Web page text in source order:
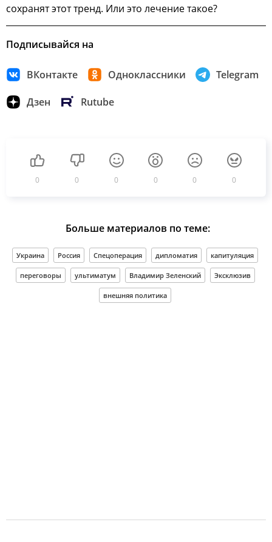
сохранят этот тренд. Или это лечение такое?
Подписывайся на
ВКонтакте Одноклассники Telegram
Дзен Rutube
0 0 0 0 0 0
Больше материалов по теме:
Украина Россия Спецоперация дипломатия капитуляция
переговоры ультиматум Владимир Зеленский Эксклюзив
внешняя политика